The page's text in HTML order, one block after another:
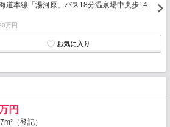
道本線「湯河原」バス18分温泉場中央歩14
万円
円
（登記）